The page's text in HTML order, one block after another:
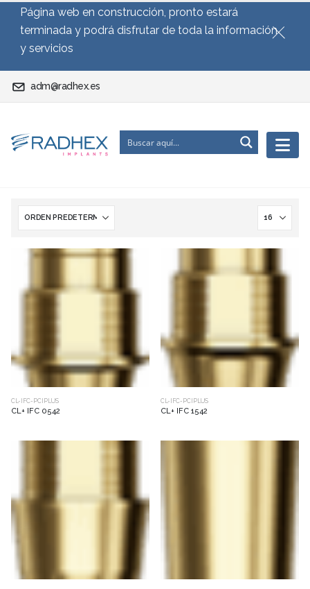
Página web en construcción, pronto estará
terminada y podrá disfrutar de toda la información
y servicios
adm@radhex.es
CL-IFC-PCIPLUS
CL+ IFC 0542
CL-IFC-PCIPLUS
CL+ IFC 1542